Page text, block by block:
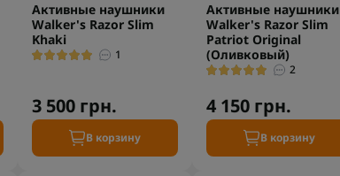
Активные наушники
Walker's Razor Slim
Khaki
1
3 500 грн.
В корзину
Активные наушники
Walker's Razor Slim
Patriot Original
(Оливковый)
2
4 150 грн.
В корзину